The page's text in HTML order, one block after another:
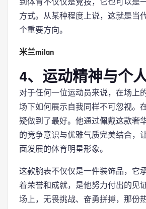
方式。从某种程度上说，这就是当
个重要方向。
米兰milan
4、运动精神与个
对于任何一位运动员来说，在场上
场下如何展示自我同样不可忽视。
疑做到了最好。他通过佩戴这款奢
的竞争意识与优雅气质完美结合，
面发展的体育明星形象。
这款腕表不仅仅是一件装饰品，它
着荣誉和成就，是他努力付出的见
场上，无畏挑战、奋勇拼搏，那份